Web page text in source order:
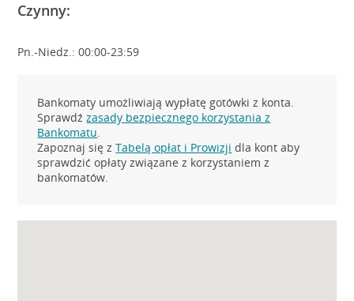
Czynny:
Pn.-Niedz.: 00:00-23:59
Bankomaty umożliwiają wypłatę gotówki z konta.
Sprawdźzasady bezpiecznego korzystania z
Bankomatu.
Zapoznaj się zTabelą opłat i Prowizji dla kont aby
sprawdzić opłaty związane z korzystaniem z
bankomatów.